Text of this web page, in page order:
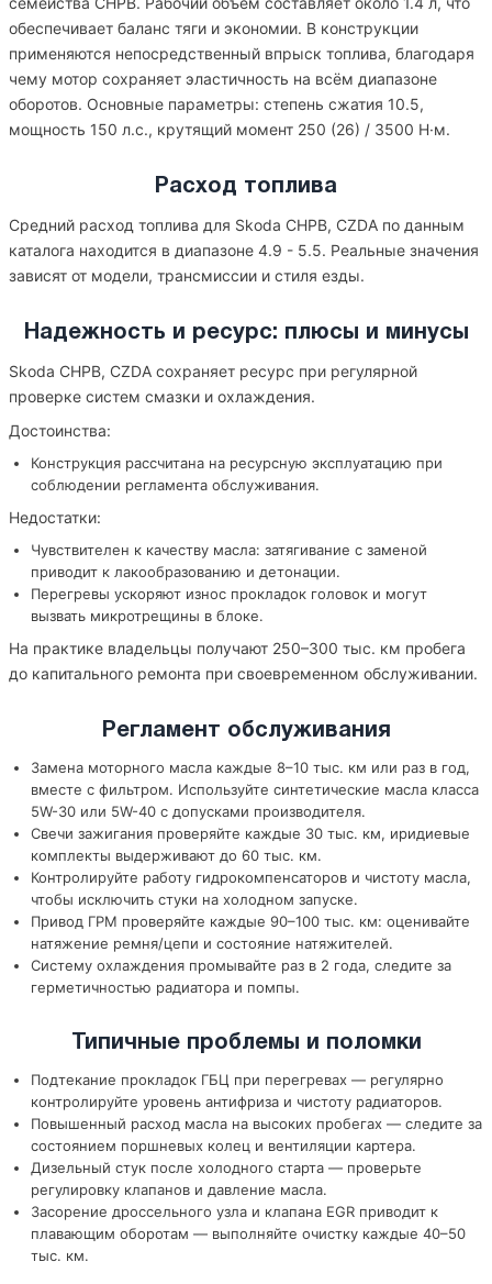
обеспечивает баланс тяги и экономии. В конструкции
применяются непосредственный впрыск топлива, благодаря
чему мотор сохраняет эластичность на всём диапазоне
оборотов. Основные параметры: степень сжатия 10.5,
мощность 150 л.с., крутящий момент 250 (26) / 3500 Н·м.
Расход топлива
Средний расход топлива для Skoda CHPB, CZDA по данным
каталога находится в диапазоне 4.9 - 5.5. Реальные значения
зависят от модели, трансмиссии и стиля езды.
Надежность и ресурс: плюсы и минусы
Skoda CHPB, CZDA сохраняет ресурс при регулярной
проверке систем смазки и охлаждения.
Достоинства:
Конструкция рассчитана на ресурсную эксплуатацию при
соблюдении регламента обслуживания.
Недостатки:
Чувствителен к качеству масла: затягивание с заменой
приводит к лакообразованию и детонации.
Перегревы ускоряют износ прокладок головок и могут
вызвать микротрещины в блоке.
На практике владельцы получают 250–300 тыс. км пробега
до капитального ремонта при своевременном обслуживании.
Регламент обслуживания
Замена моторного масла каждые 8–10 тыс. км или раз в год,
вместе с фильтром. Используйте синтетические масла класса
5W-30 или 5W-40 с допусками производителя.
Свечи зажигания проверяйте каждые 30 тыс. км, иридиевые
комплекты выдерживают до 60 тыс. км.
Контролируйте работу гидрокомпенсаторов и чистоту масла,
чтобы исключить стуки на холодном запуске.
Привод ГРМ проверяйте каждые 90–100 тыс. км: оценивайте
натяжение ремня/цепи и состояние натяжителей.
Систему охлаждения промывайте раз в 2 года, следите за
герметичностью радиатора и помпы.
Типичные проблемы и поломки
Подтекание прокладок ГБЦ при перегревах — регулярно
контролируйте уровень антифриза и чистоту радиаторов.
Повышенный расход масла на высоких пробегах — следите за
состоянием поршневых колец и вентиляции картера.
Дизельный стук после холодного старта — проверьте
регулировку клапанов и давление масла.
Засорение дроссельного узла и клапана EGR приводит к
плавающим оборотам — выполняйте очистку каждые 40–50
тыс. км.